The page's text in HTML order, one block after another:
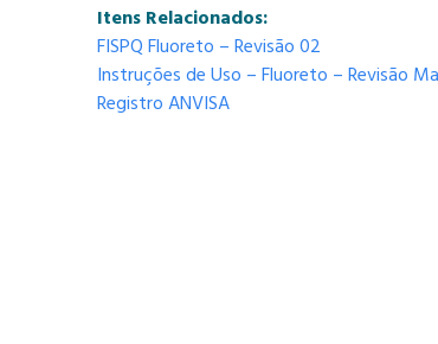
Itens Relacionados:
FISPQ Fluoreto – Revisão 02
Instruções de Uso – Fluoreto – Revisão
Registro ANVISA